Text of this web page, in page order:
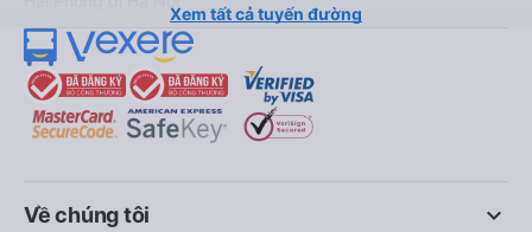
Xem tất cả tuyến đường
keyboard_arrow_down
Về chúng tôi